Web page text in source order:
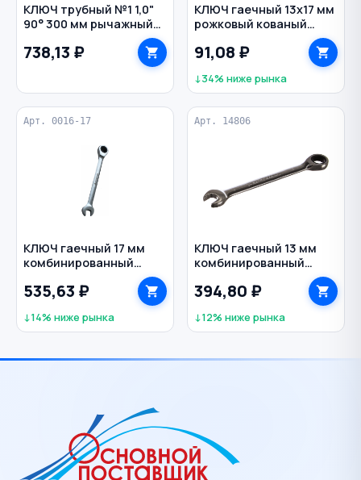
КЛЮЧ трубный №1 1,0"
90° 300 мм рычажный
738,13 ₽
КЛЮЧ гаечный 13х17 мм
рожковый кованый
оцинкованный BIBER
91,08 ₽
↓34% ниже рынка
Арт. 0016-17
КЛЮЧ гаечный 17 мм
комбинированный
VERTEXTOOLS
535,63 ₽
↓14% ниже рынка
Арт. 14806
КЛЮЧ гаечный 13 мм
комбинированный
Professional MATRIX
394,80 ₽
↓12% ниже рынка